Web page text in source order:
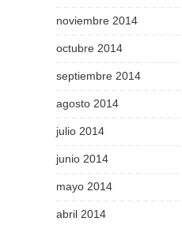
noviembre 2014
octubre 2014
septiembre 2014
agosto 2014
julio 2014
junio 2014
mayo 2014
abril 2014